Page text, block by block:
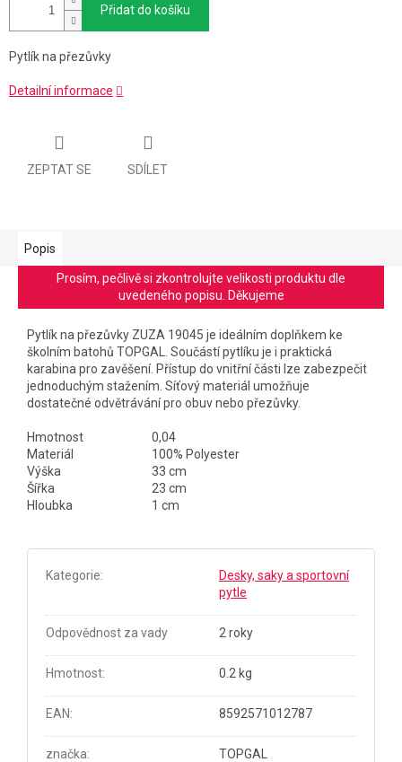
Přidat do košíku
Pytlík na přezůvky
Detailní informace
ZEPTAT SE SDÍLET
Popis
Prosím, pečlivě si zkontrolujte velikosti produktu dle
uvedeného popisu. Děkujeme
Pytlík na přezůvky ZUZA 19045 je ideálním doplňkem ke
školním batohů TOPGAL. Součástí pytlíku je i praktická
karabina pro zavěšení. Přístup do vnitřní části lze zabezpečit
jednoduchým stažením. Síťový materiál umožňuje
dostatečné odvětrávání pro obuv nebo přezůvky.
Hmotnost
0,04
Materiál
100% Polyester
Výška
33 cm
Šířka
23 cm
Hloubka
1 cm
Kategorie:
Desky, saky a sportovní
pytle
Odpovědnost za vady 2 roky
Hmotnost: 0.2 kg
EAN: 8592571012787
značka: TOPGAL